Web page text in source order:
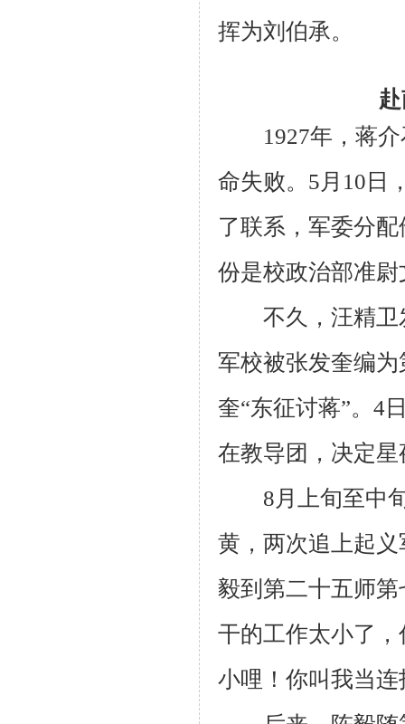
挥为刘伯承。
1927年，蒋介
命失败。5月10日
了联系，军委分
份是校政治部准
不久，汪精卫发
军校被张发奎编
奎“东征讨蒋”。4
在教导团，决定
8月上旬至中旬
黄，两次追上起
毅到第二十五师
干的工作太小了
小哩！你叫我当